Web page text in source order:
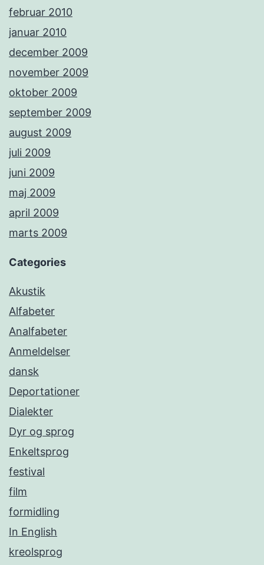
februar 2010
januar 2010
december 2009
november 2009
oktober 2009
september 2009
august 2009
juli 2009
juni 2009
maj 2009
april 2009
marts 2009
Categories
Akustik
Alfabeter
Analfabeter
Anmeldelser
dansk
Deportationer
Dialekter
Dyr og sprog
Enkeltsprog
festival
film
formidling
In English
kreolsprog